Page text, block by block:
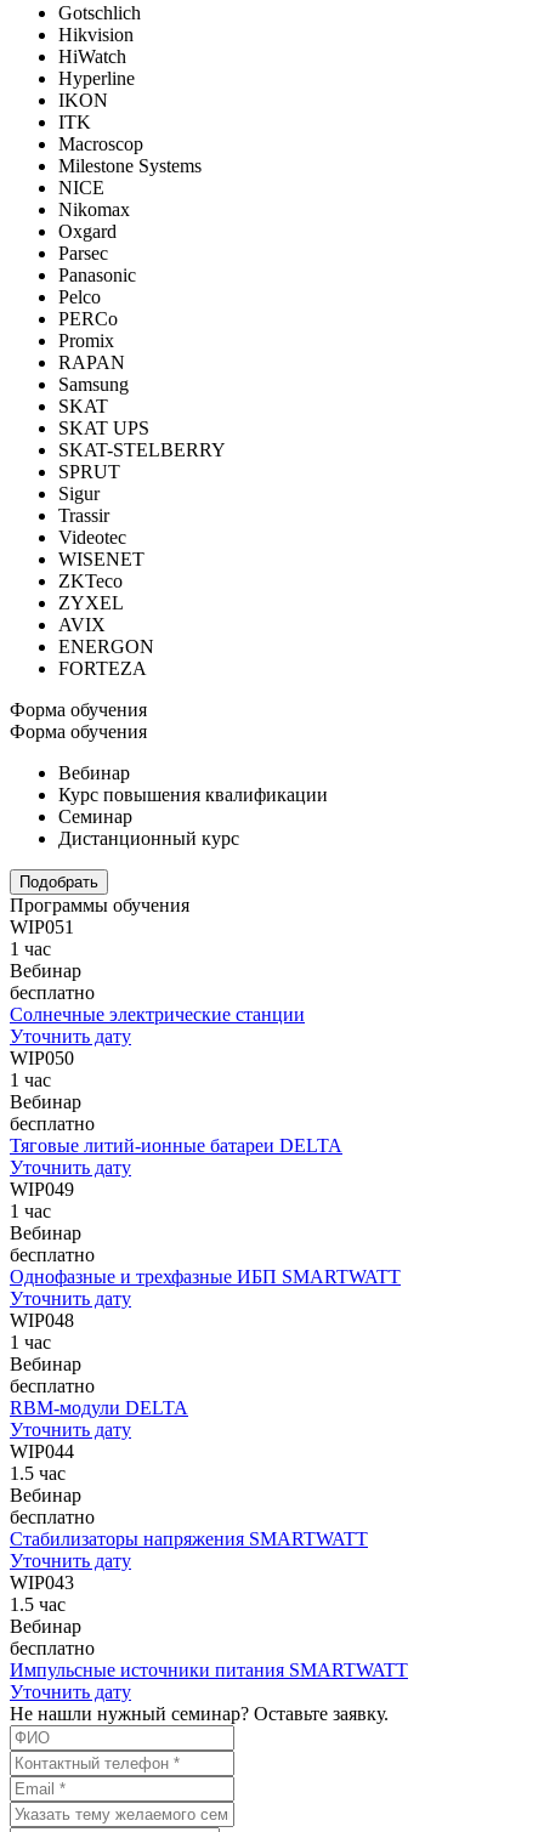
Gotschlich
Hikvision
HiWatch
Hyperline
IKON
ITK
Macroscop
Milestone Systems
NICE
Nikomax
Oxgard
Parsec
Panasonic
Pelco
PERCo
Promix
RAPAN
Samsung
SKAT
SKAT UPS
SKAT-STELBERRY
SPRUT
Sigur
Trassir
Videotec
WISENET
ZKTeco
ZYXEL
AVIX
ENERGON
FORTEZA
Форма обучения
Форма обучения
Вебинар
Курс повышения квалификации
Семинар
Дистанционный курс
Подобрать
Программы обучения
WIP051
1 час
Вебинар
бесплатно
Солнечные электрические станции
Уточнить дату
WIP050
1 час
Вебинар
бесплатно
Тяговые литий-ионные батареи DELTA
Уточнить дату
WIP049
1 час
Вебинар
бесплатно
Однофазные и трехфазные ИБП SMARTWATT
Уточнить дату
WIP048
1 час
Вебинар
бесплатно
RBM-модули DELTA
Уточнить дату
WIP044
1.5 час
Вебинар
бесплатно
Стабилизаторы напряжения SMARTWATT
Уточнить дату
WIP043
1.5 час
Вебинар
бесплатно
Импульсные источники питания SMARTWATT
Уточнить дату
Не нашли нужный семинар? Оставьте заявку.